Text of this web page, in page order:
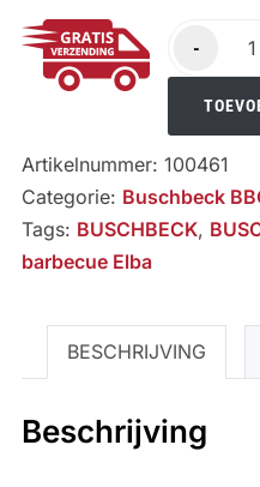
-
Betonnen
barbecue
Elba
aantal
Artikelnummer: 100461
Categorie: Buschbeck
Tags: BUSCHBECK,
barbecue Elba
BESCHRIJVING
Beschrijving